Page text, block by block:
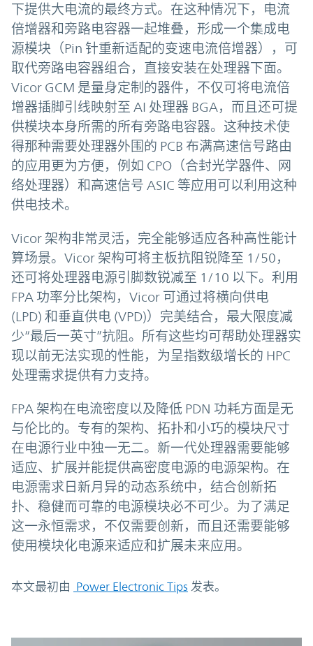
下提供大电流的最终方式。在这种情况下，电流
倍增器和旁路电容器一起堆叠，形成一个集成电
源模块（Pin 针重新适配的变速电流倍增器），可
取代旁路电容器组合，直接安装在处理器下面。
Vicor GCM 是量身定制的器件，不仅可将电流倍
增器插脚引线映射至 AI 处理器 BGA，而且还可提
供模块本身所需的所有旁路电容器。这种技术使
得那种需要处理器外围的 PCB 布满高速信号路由
的应用更为方便，例如 CPO（合封光学器件、网
络处理器）和高速信号 ASIC 等应用可以利用这种
供电技术。
Vicor 架构非常灵活，完全能够适应各种高性能计
算场景。Vicor 架构可将主板抗阻锐降至 1/50，
还可将处理器电源引脚数锐减至 1/10 以下。利用
FPA 功率分比架构，Vicor 可通过将横向供电
(LPD) 和垂直供电 (VPD)）完美结合，最大限度减
少“最后一英寸”抗阻。所有这些均可帮助处理器实
现以前无法实现的性能，为呈指数级增长的 HPC
处理需求提供有力支持。
FPA 架构在电流密度以及降低 PDN 功耗方面是无
与伦比的。专有的架构、拓扑和小巧的模块尺寸
在电源行业中独一无二。新一代处理器需要能够
适应、扩展并能提供高密度电源的电源架构。在
电源需求日新月异的动态系统中，结合创新拓
扑、稳健而可靠的电源模块必不可少。为了满足
这一永恒需求，不仅需要创新，而且还需要能够
使用模块化电源来适应和扩展未来应用。
本文最初由 Power Electronic Tips 发表。